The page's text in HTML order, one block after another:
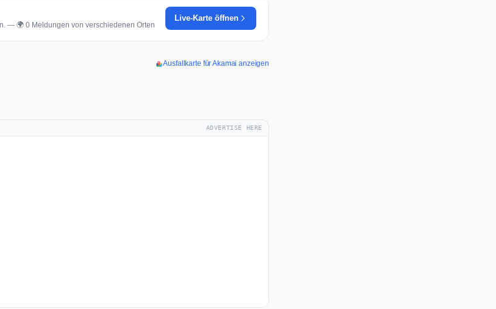
— 🌍 0 Meldungen von verschiedenen Orten
Live-Karte öffnen
Ausfallkarte für Akamai anzeigen
ADVERTISE HERE